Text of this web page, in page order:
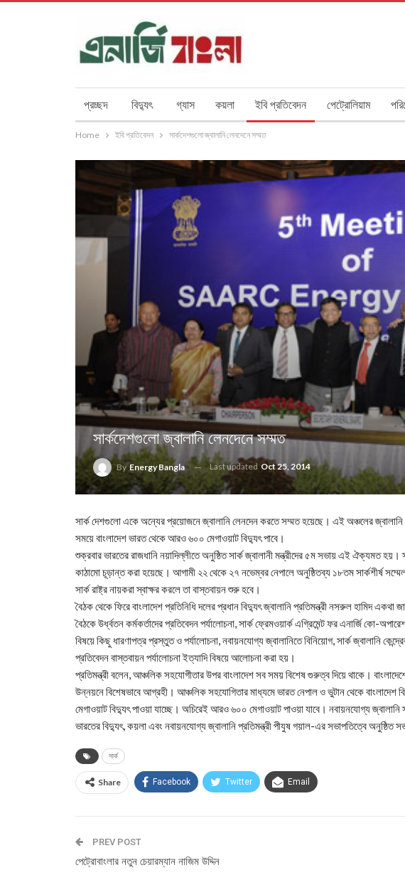
প্রচ্ছদ বিদ্যুৎ গ্যাস কয়লা ইবি প্রতিবেদন পেট্রোলিয়াম
Home ইবি প্রতিবেদন সার্কদেশগুলো জ্বালানি লেনদেনে সম্মত
সার্কদেশগুলো জ্বালানি লেনদেনে সম্মত
ByEnergy Bangla Last updated Oct 25, 2014
সার্ক দেশগুলো একে অন্যের প্রয়োজনে জ্বালানি লেনদেন করতে সম্মত হয়েছে। এই অঞ্চলের
সময়ে বাংলাদেশ ভারত থেকে আরও ৬০০ মেগাওয়াট বিদ্যুৎ পাবে।
শুক্রবার ভারতের রাজধানি নয়াদিল্লীতে অনুষ্ঠিত সার্ক জ্বালানী মন্ত্রীদের ৫ম সভায় এই ঐক্যমত
কাঠামো চূড়ান্ত করা হয়েছে। আগামী ২২ থেকে ২৭ নভেম্বর নেপালে অনুষ্ঠিতব্য ১৮তম সার্কশীর্ষ
সার্ক রাষ্ট্র নায়করা স্বাক্ষর করলে তা বাস্তবায়ন শুরু হবে।
বৈঠক থেকে ফিরে বাংলাদেশ প্রতিনিধি দলের প্রধান বিদ্যুৎ জ্বালানি প্রতিমন্ত্রী নসরুল হামিদ একথা
বৈঠকে উর্ধ্বতন কর্মকর্তাদের প্রতিবেদন পর্যালোচনা, সার্ক ফ্রেমওয়ার্ক এগ্রিমেন্ট ফর এনার্জি কো-
বিষয়ে কিছু ধারণাপত্র প্রস্তুত ও পর্যালোচনা, নবায়নযোগ্য জ্বালানিতে বিনিয়োগ, সার্ক জ্বালানি
প্রতিবেদন বাস্তবায়ন পর্যালোচনা ইত্যাদি বিষয়ে আলোচনা করা হয়।
প্রতিমন্ত্রী বলেন, আঞ্চলিক সহযোগীতার উপর বাংলাদেশ সব সময় বিশেষ গুরুত্ব দিয়ে থাকে।
উন্নয়নে বিশেষভাবে আগ্রহী। আঞ্চলিক সহযোগিতার মাধ্যমে ভারত নেপাল ও ভুটান থেকে
মেগাওয়াট বিদ্যুৎ পাওয়া যাচ্ছে। অচিরেই আরও ৬০০ মেগাওয়াট পাওয়া যাবে। নবায়নযোগ্য
ভারতের বিদ্যুৎ, কয়লা এবং নবায়নযোগ্য জ্বালানি প্রতিমন্ত্রী পীযুষ গয়াল-এর সভাপতিত্বে অনুষ্ঠিত
সার্ক
Share Facebook Twitter Email
PREV POST
পেট্রোবাংলার নতুন চেয়ারম্যান নাজিম উদ্দিন